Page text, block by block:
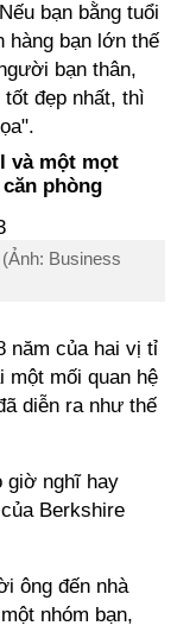
bạn bằng tuổi
hàng bạn lớn thế
bạn thân,
đẹp nhất, thì
và một mọt
phòng
Business
năm của hai vị tỉ
một mối quan hệ
diễn ra như thế
giờ nghĩ hay
Berkshire
ông đến nhà
nhóm bạn,